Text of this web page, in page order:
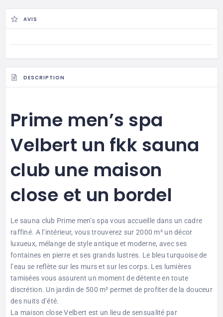
AVIS
DESCRIPTION
Prime men’s spa
Velbert un fkk sauna
club une maison
close et un bordel
Le sauna club Prime men’s spa vous accueille dans un cadre
raffiné. A l’intérieur, vous trouverez sur 2000 m² un décor
luxueux, mélange de style antique et moderne, avec ses
fontaines en pierre et ses grands lustres. Le bleu turquoise de
l’eau se reflète sur les murs et sur les corps. Les lumières
tamisées vous assurent un moment de détente en toute
discrétion. Un jardin de 500 m² permet de profiter de la douceur
des nuits d’été.
La maison close Velbert est un lieu de sensualité par